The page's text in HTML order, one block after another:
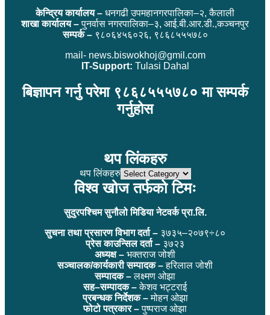
केन्द्रिय कार्यालय – धनगढी उपमहानगरपालिका–२, कैलाली
शाखा कार्यालय –पुनर्वास नगरपालिका–३, आई.बी.आर.डी.,कञ्चनपुर
सम्पर्क –९८०६४५६०२६, ९८६८५५५७८०
mail- news.biswokhoj@gmil.com
IT-Support: Tulasi Dahal
बिज्ञापन गर्नु परेमा ९८६८५५५७८० मा सम्पर्क
गर्नुहोस
थप लिंकहरु
थप लिंकहरु
विश्व खोज तर्फको टिमः
सुदुरपश्चिम सुनौलो मिडिया नेटवर्क प्रा.लि.
सुचना तथा प्रसारण विभाग दर्ता – ३७३५–२०७९÷८०
प्रेस काउन्सिल दर्ता – ३७२३
अध्यक्ष – भक्तराज जोशी
सञ्चालक/कार्यकारी सम्पादक –हरिलाल जोशी
सम्पादक –लक्ष्मण ओझा
सह–सम्पादक –केशव भट्टराई
प्रबन्धक निर्देशक –मोहन ओझा
फोटो पत्रकार –पुष्पराज ओझा